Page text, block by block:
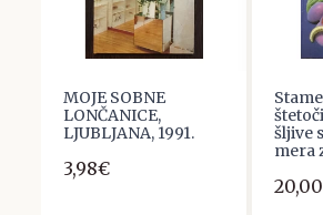
MOJE SOBNE
LONČANICE,
LJUBLJANA, 1991.
3,98€
šljive
mera